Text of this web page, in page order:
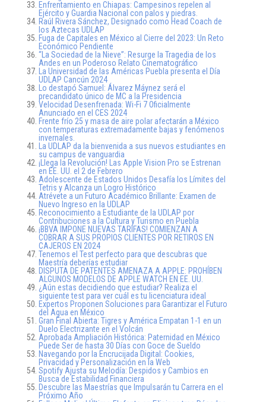
Enfrentamiento en Chiapas: Campesinos repelen al
Ejército y Guardia Nacional con palos y piedras.
Raúl Rivera Sánchez, Designado como Head Coach de
los Aztecas UDLAP
Fuga de Capitales en México al Cierre del 2023: Un Reto
Económico Pendiente
“La Sociedad de la Nieve”: Resurge la Tragedia de los
Andes en un Poderoso Relato Cinematográfico
La Universidad de las Américas Puebla presenta el Día
UDLAP Cancún 2024
Lo destapó Samuel: Álvarez Máynez será el
precandidato único de MC a la Presidencia
Velocidad Desenfrenada: Wi-Fi 7 Oficialmente
Anunciado en el CES 2024
Frente frío 25 y masa de aire polar afectarán a México
con temperaturas extremadamente bajas y fenómenos
invernales.
La UDLAP da la bienvenida a sus nuevos estudiantes en
su campus de vanguardia
¡Llega la Revolución! Las Apple Vision Pro se Estrenan
en EE. UU. el 2 de Febrero
Adolescente de Estados Unidos Desafía los Límites del
Tetris y Alcanza un Logro Histórico
Atrévete a un Futuro Académico Brillante: Examen de
Nuevo Ingreso en la UDLAP
Reconocimiento a Estudiante de la UDLAP por
Contribuciones a la Cultura y Turismo en Puebla
¡BBVA IMPONE NUEVAS TARIFAS! COMIENZAN A
COBRAR A SUS PROPIOS CLIENTES POR RETIROS EN
CAJEROS EN 2024
Tenemos el Test perfecto para que descubras que
Maestría deberías estudiar
DISPUTA DE PATENTES AMENAZA A APPLE: PROHÍBEN
ALGUNOS MODELOS DE APPLE WATCH EN EE. UU.
¿Aún estas decidiendo que estudiar? Realiza el
siguiente test para ver cuál es tu licenciatura ideal
Expertos Proponen Soluciones para Garantizar el Futuro
del Agua en México
Gran Final Abierta: Tigres y América Empatan 1-1 en un
Duelo Electrizante en el Volcán
Aprobada Ampliación Histórica: Paternidad en México
Puede Ser de hasta 30 Días con Goce de Sueldo
Navegando por la Encrucijada Digital: Cookies,
Privacidad y Personalización en la Web
Spotify Ajusta su Melodía: Despidos y Cambios en
Busca de Estabilidad Financiera
Descubre las Maestrías que Impulsarán tu Carrera en el
Próximo Año